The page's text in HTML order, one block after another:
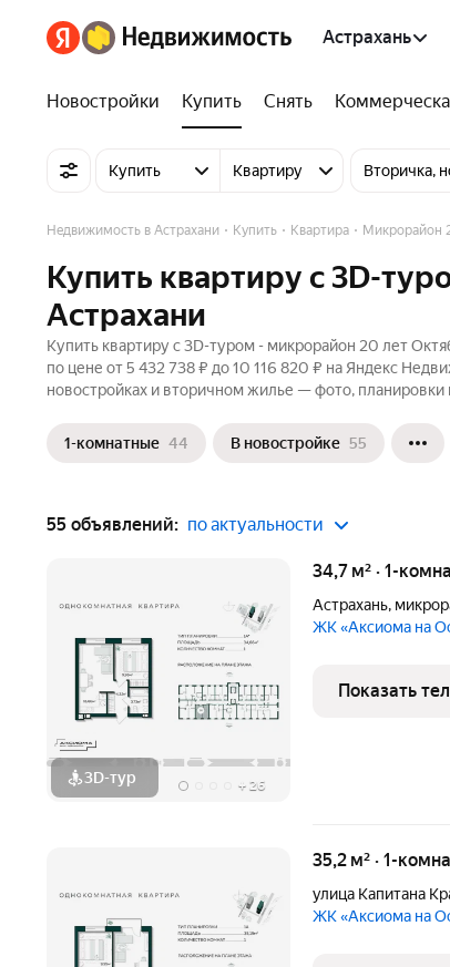
Астрахань
Новостройки Купить Снять
Купить Квартиру Вторичка,
Недвижимость в Астрахани Купить Квартира Микрорайон
Купить квартиру c 3D-
Астрахани
Купить квартиру c 3D-туром - микрорайон 20 лет
по цене от 5 432 738 ₽ до 10 116 820 ₽ на Яндекс
новостройках и вторичном жилье — фото, планировки
1-комнатные 44 В новостройке 55
55 объявлений: по актуальности
3D-тур + 26
34,7 м² · 1-
Астрахань,
ЖК «Аксиома на
Показать
35,2 м² · 1-
улица Капитана
ЖК «Аксиома на